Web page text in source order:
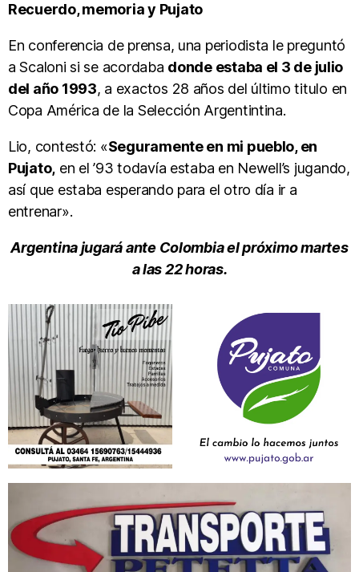
Recuerdo, memoria y Pujato
En conferencia de prensa, una periodista le preguntó
a Scaloni si se acordaba donde estaba el 3 de julio
del año 1993, a exactos 28 años del último titulo en
Copa América de la Selección Argentintina.
Lio, contestó: «Seguramente en mi pueblo, en
Pujato, en el ’93 todavía estaba en Newell’s jugando,
así que estaba esperando para el otro día ir a
entrenar».
Argentina jugará ante Colombia el próximo martes
a las 22 horas.